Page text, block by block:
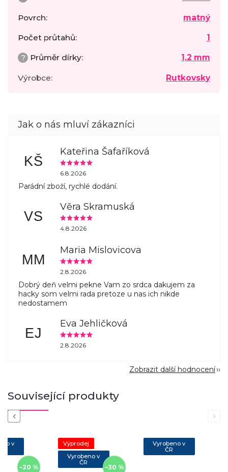
Povrch: matný
Počet průtahů: 1
? Průměr dírky: 1,2 mm
Výrobce: Rutkovsky
KŠ
Kateřina Šafaříková
6.8.2026
Parádní zboží, rychlé dodání.
VS
Věra Skramuská
4.8.2026
MM
Maria Mislovicova
2.8.2026
Dobrý deň velmi pekne Vam zo srdca dakujem za
hacky som velmi rada pretoze u nas ich nikde
nedostamem
EJ
Eva Jehličková
2.8.2026
Zobrazit další hodnocení
Související produkty
Previous
v
–20 %
Výprodej
Vyrobeno v
ČR
–30 %
Vyrobeno v
ČR
Next